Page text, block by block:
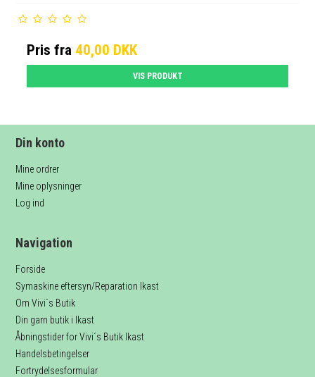
Pris fra 40,00 DKK
VIS PRODUKT
Din konto
Mine ordrer
Mine oplysninger
Log ind
Navigation
Forside
Symaskine eftersyn/Reparation Ikast
Om Vivi`s Butik
Din garn butik i Ikast
Åbningstider for Vivi´s Butik Ikast
Handelsbetingelser
Fortrydelsesformular